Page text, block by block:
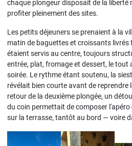
chaque plongeur disposait de la liberté
profiter pleinement des sites.
Les petits déjeuners se prenaient à la
matin de baguettes et croissants livrés
étaient servis au centre, toujours
entrée, plat, fromage et dessert, le tout
soirée. Le rythme étant soutenu, la
révélait bien courte avant de reprendre
retour de la deuxième plongée, un
du coin permettait de composer
sur la terrasse, tantôt au bord — voire